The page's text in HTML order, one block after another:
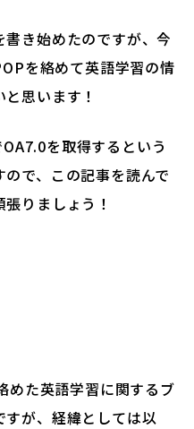
き始めたのですが、今
を絡めて英語学習の情
思います！
を取得するという
で、この記事を読んで
りましょう！
めた英語学習に関するブ
すが、経緯としては以